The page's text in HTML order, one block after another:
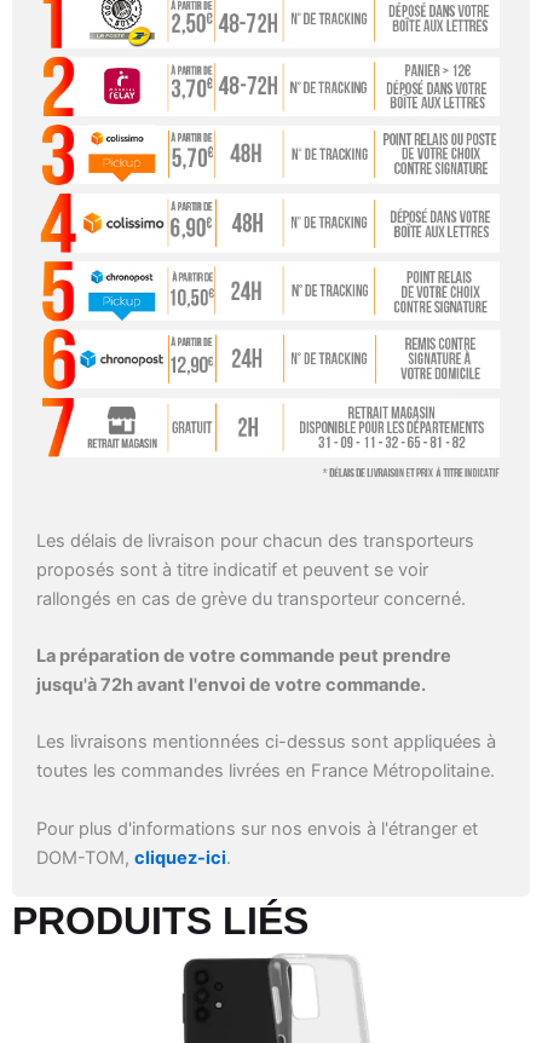
Les délais de livraison pour chacun des transporteurs
proposés sont à titre indicatif et peuvent se voir
rallongés en cas de grève du transporteur concerné.
La préparation de votre commande peut prendre
jusqu'à 72h avant l'envoi de votre commande.
Les livraisons mentionnées ci-dessus sont appliquées à
toutes les commandes livrées en France Métropolitaine.
Pour plus d'informations sur nos envois à l'étranger et
DOM-TOM, cliquez-ici.
PRODUITS LIÉS​